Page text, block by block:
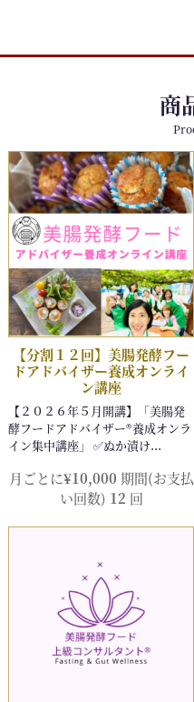
商
月ごとに¥10,000 期間(お支払
い回数) 12 回